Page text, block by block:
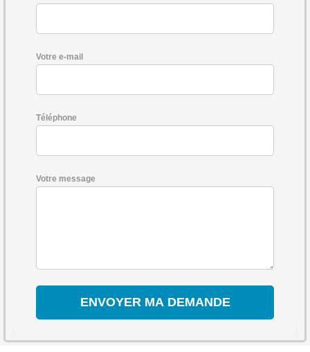
Votre e-mail
Téléphone
Votre message